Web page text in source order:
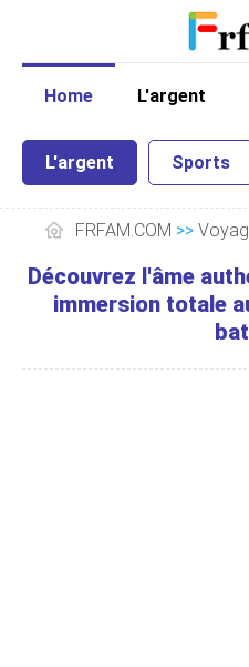
Home L'argent
L'argent Sports
FRFAM.COM >>
Découvrez l'âme
immersion totale